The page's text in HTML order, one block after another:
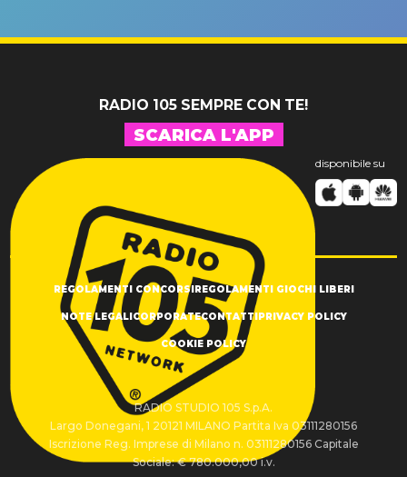
RADIO 105 SEMPRE CON TE!
SCARICA L'APP
disponibile su
REGOLAMENTI CONCORSIREGOLAMENTI GIOCHI LIBERI
NOTE LEGALICORPORATECONTATTIPRIVACY POLICY
COOKIE POLICY
RADIO STUDIO 105 S.p.A.
Largo Donegani, 1 20121 MILANO Partita Iva 03111280156
Iscrizione Reg. Imprese di Milano n. 03111280156 Capitale
Sociale: € 780.000,00 i.v.